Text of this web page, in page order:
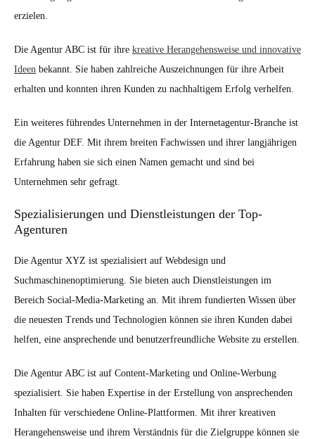
erzielen.
Die Agentur ABC ist für ihre kreative Herangehensweise und innovative
Ideen bekannt. Sie haben zahlreiche Auszeichnungen für ihre Arbeit
erhalten und konnten ihren Kunden zu nachhaltigem Erfolg verhelfen.
Ein weiteres führendes Unternehmen in der Internetagentur-Branche ist
die Agentur DEF. Mit ihrem breiten Fachwissen und ihrer langjährigen
Erfahrung haben sie sich einen Namen gemacht und sind bei
Unternehmen sehr gefragt.
Spezialisierungen und Dienstleistungen der Top-
Agenturen
Die Agentur XYZ ist spezialisiert auf Webdesign und
Suchmaschinenoptimierung. Sie bieten auch Dienstleistungen im
Bereich Social-Media-Marketing an. Mit ihrem fundierten Wissen über
die neuesten Trends und Technologien können sie ihren Kunden dabei
helfen, eine ansprechende und benutzerfreundliche Website zu erstellen.
Die Agentur ABC ist auf Content-Marketing und Online-Werbung
spezialisiert. Sie haben Expertise in der Erstellung von ansprechenden
Inhalten für verschiedene Online-Plattformen. Mit ihrer kreativen
Herangehensweise und ihrem Verständnis für die Zielgruppe können sie